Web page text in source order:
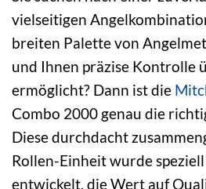
vielseitigen
breiten Palette von
und Ihnen präzise Kontrolle
ermöglicht? Dann ist die
Combo 2000 genau die
Diese durchdacht
Rollen-Einheit wurde
entwickelt, die Wert auf